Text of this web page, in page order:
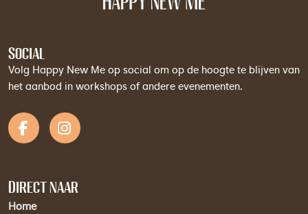
Social
Volg Happy New Me op social om op de hoogte te blijven van
het aanbod in workshops of andere evenementen.
Direct naar
Home